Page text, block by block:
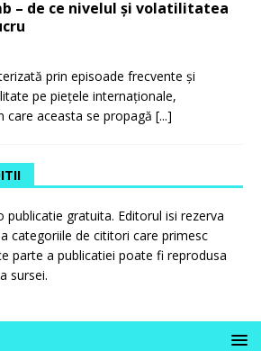
– de ce nivelul și volatilitatea
prin episoade frecvente și
pe piețele internaționale,
care aceasta se propagă [...]
publicatie gratuita. Editorul isi rezerva
categoriile de cititori care primesc
parte a publicatiei poate fi reprodusa
sursei.